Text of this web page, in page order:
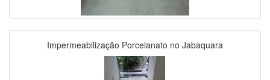
Impermeabilização Porcelanato no Jabaquara